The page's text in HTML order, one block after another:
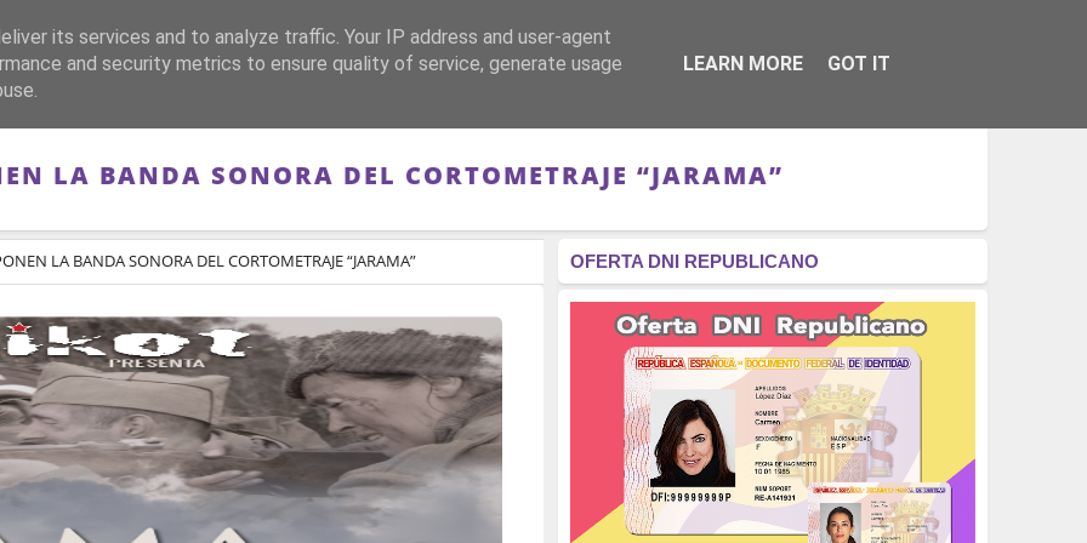
FRANQUISMO GUERRA DE ESPAÑA MEMORIA RÉGIMEN - MONARQUÍA
LA BANDA SONORA DEL CORTOMETRAJE “JARAMA”
LA BANDA SONORA DEL CORTOMETRAJE “JARAMA” OFERTA DNI REPUBLICANO
its services and to analyze traffic. Your IP address and user-agent
and security metrics to ensure quality of service, generate usage
LEARN MORE GOT IT